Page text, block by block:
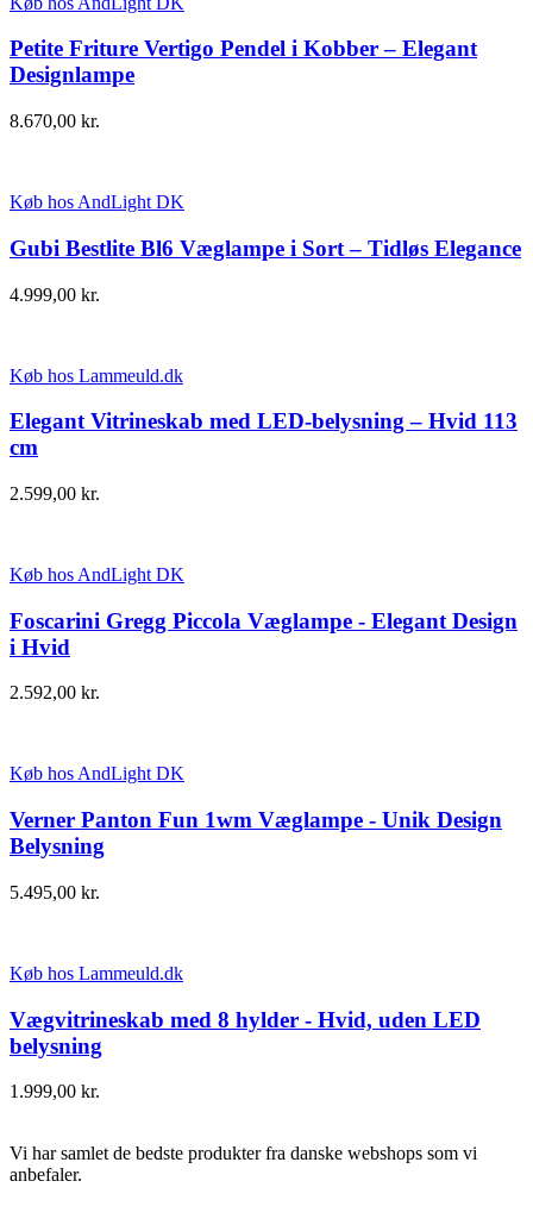
Petite Friture Vertigo Pendel i Kobber – Elegant
Designlampe
8.670,00 kr.
Køb hos AndLight DK
Gubi Bestlite Bl6 Væglampe i Sort – Tidløs Elegance
4.999,00 kr.
Køb hos Lammeuld.dk
Elegant Vitrineskab med LED-belysning – Hvid 113
cm
2.599,00 kr.
Køb hos AndLight DK
Foscarini Gregg Piccola Væglampe - Elegant Design
i Hvid
2.592,00 kr.
Køb hos AndLight DK
Verner Panton Fun 1wm Væglampe - Unik Design
Belysning
5.495,00 kr.
Køb hos Lammeuld.dk
Vægvitrineskab med 8 hylder - Hvid, uden LED
belysning
1.999,00 kr.
Vi har samlet de bedste produkter fra danske webshops som vi
anbefaler.